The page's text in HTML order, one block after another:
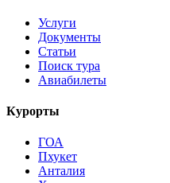
Услуги
Документы
Статьи
Поиск тура
Авиабилеты
Курорты
ГОА
Пхукет
Анталия